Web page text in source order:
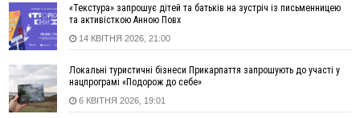
далеко за межами Коломиї
16:42
Поблизу Франківська п'яний на Chevrolet втікав від поліції
16:27
На Прикарпатті триває декларування вогнепальної зброї:
уже зареєстровано 282 одиниці
15:58
Понад 9 тис. прикарпатських вступників отримали
рекомендації до зарахування на бакалаврат у ВНЗ
«Текстура» запрошує дітей та батьків на зустріч із письменницею
та активісткою Анною Повх
14 КВІТНЯ 2026, 21:00
Локальні туристичні бізнеси Прикарпаття запрошують до участі у
нацпрограмі «Подорож до себе»
6 КВІТНЯ 2026, 19:01